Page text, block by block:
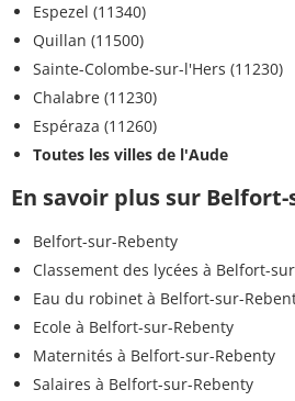
Espezel (11340)
Quillan (11500)
Sainte-Colombe-sur-l'Hers (11230)
Chalabre (11230)
Espéraza (11260)
Toutes les villes de l'Aude
En savoir plus sur
Belfort-sur-Rebenty
Classement des lycées à Belfort-
Eau du robinet à Belfort-sur-
Ecole à Belfort-sur-Rebenty
Maternités à Belfort-sur-Rebenty
Salaires à Belfort-sur-Rebenty